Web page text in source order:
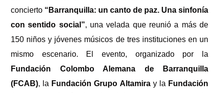
concierto “Barranquilla: un canto de paz. Una sinfonía
con sentido social”, una velada que reunió a más de
150 niños y jóvenes músicos de tres instituciones en un
mismo escenario. El evento, organizado por la
Fundación Colombo Alemana de Barranquilla
(FCAB), la Fundación Grupo Altamiray la Fundación